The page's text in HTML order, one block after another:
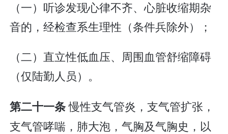
（一）听诊发现心律不齐、心脏收缩期杂
音的，经检查系生理性（条件兵除外）；
（二）直立性低血压、周围血管舒缩障碍
（仅陆勤人员）。
第二十一条慢性支气管炎，支气管扩张，
支气管哮喘，肺大泡，气胸及气胸史，以